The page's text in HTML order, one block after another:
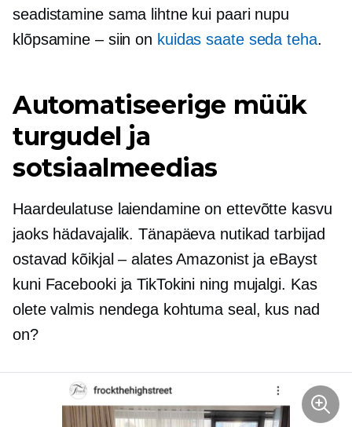
seadistamine sama lihtne kui paari nupu
klõpsamine – siin on kuidas saate seda teha.
Automatiseerige müük
turgudel ja
sotsiaalmeedias
Haardeulatuse laiendamine on ettevõtte kasvu
jaoks hädavajalik. Tänapäeva nutikad tarbijad
ostavad kõikjal – alates Amazonist ja eBayst
kuni Facebooki ja TikTokini ning mujalgi. Kas
olete valmis nendega kohtuma seal, kus nad
on?